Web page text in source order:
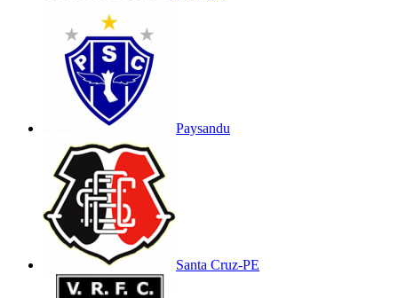
Paysandu
Santa Cruz-PE